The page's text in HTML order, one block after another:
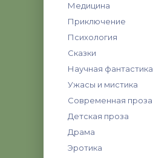
Медицина
Приключение
Психология
Сказки
Научная фантастика
Ужасы и мистика
Современная проза
Детская проза
Драма
Эротика